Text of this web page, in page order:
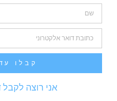
קבלו
אני רוצה לקבל